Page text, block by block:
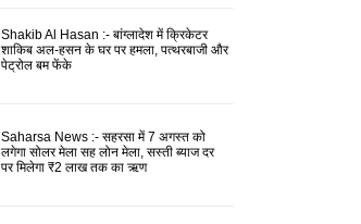
Shakib Al Hasan :- बांग्लादेश में क्रिकेटर
शाकिब अल-हसन के घर पर हमला, पत्थरबाजी और
पेट्रोल बम फेंके
Saharsa News :- सहरसा में 7 अगस्त को
लगेगा सोलर मेला सह लोन मेला, सस्ती ब्याज दर
पर मिलेगा ₹2 लाख तक का ऋण